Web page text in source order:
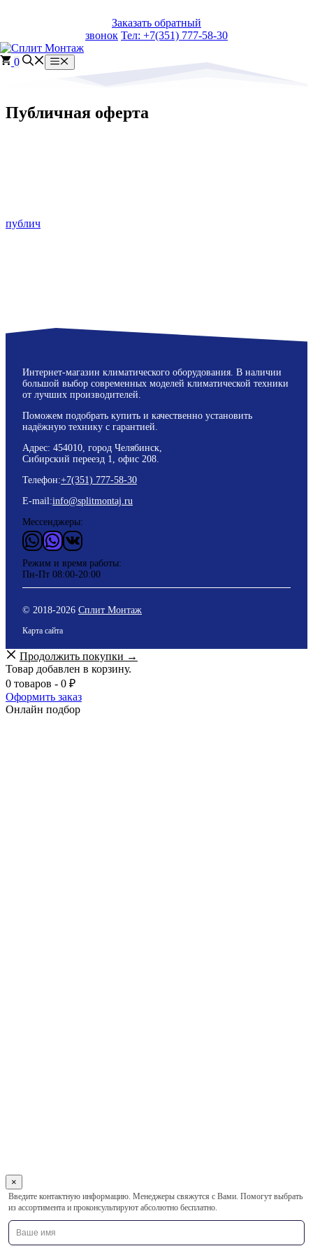
Заказать обратный
звонок Тел: +7(351) 777-58-30
0 Меню
Публичная оферта
публич
Интернет-магазин климатического оборудования. В наличии
большой выбор современных моделей климатической техники
от лучших производителей.
Поможем подобрать купить и качественно установить
надёжную технику с гарантией.
Адрес: 454010, город Челябинск,
Сибирский переезд 1, офис 208.
Телефон:+7(351) 777-58-30
E-mail:info@splitmontaj.ru
Мессенджеры:
WhatsApp
ViderВКонтакте
Режим и время работы:
Пн-Пт 08:00-20:00
© 2018-2026 Сплит Монтаж
Карта сайта
Продолжить покупки →
Товар добавлен в корзину.
0 товаров - 0 ₽
Оформить заказ
Онлайн подбор
×
Оставьте
это
поле
пустым
Введите контактную информацию. Менеджеры свяжутся с Вами. Помогут выбрать
из ассортимента и проконсультируют абсолютно бесплатно.